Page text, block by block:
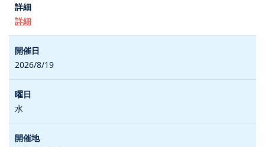
詳細
2026/8/19
水